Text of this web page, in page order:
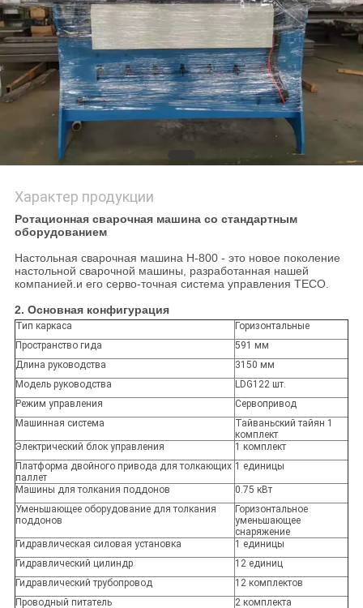
Характер продукции
Ротационная сварочная машина со стандартным
оборудованием
Настольная сварочная машина H-800 - это новое поколение
настольной сварочной машины, разработанная нашей
компанией.и его серво-точная система управления TECO.
2. Основная конфигурация
Тип каркаса
Горизонтальные
Пространство гида
591 мм
Длина руководства
3150 мм
Модель руководства
LDG122 шт.
Режим управления
Сервопривод
Машинная система
Тайваньский тайян 1
комплект
Электрический блок управления
1 комплект
Платформа двойного привода для толкающих
паллет
1 единицы
Машины для толкания поддонов
0.75 кВт
Уменьшающее оборудование для толкания
поддонов
Горизонтальное
уменьшающее
снаряжение
Гидравлическая силовая установка
1 единицы
Гидравлический цилиндр
12 единиц
Гидравлический трубопровод
12 комплектов
Проводный питатель
2 комплекта